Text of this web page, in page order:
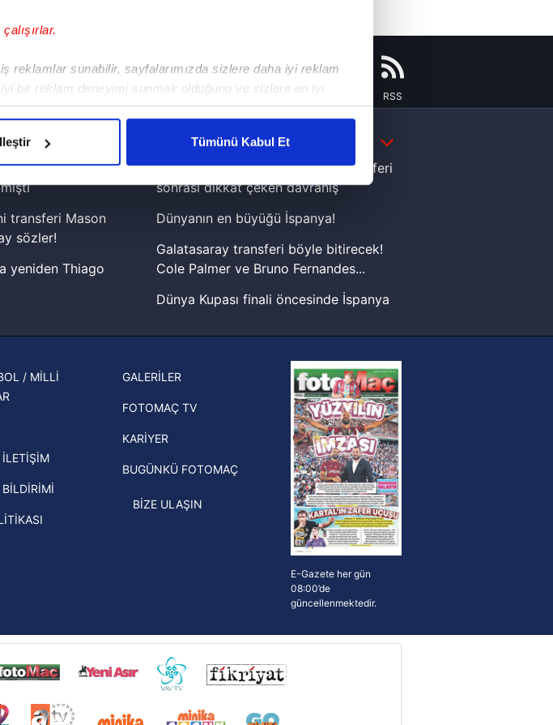
sunabilir, sayfalarımızda sizlere daha iyi reklam
bir reklam deneyimi sunmak olduğunu ve sizlere en iyi
ve bu noktada, reklamların maliyetlerimizi karşılamak
kullanıcılara hedefli reklamlar gösterilmeyecektir."
ve üçüncü kişilere ait çerezler kullanılmaktadır. Bu
olan çerezler bilgi toplumu hizmetlerinin sunulması
kılınması ve kişiselleştirilmesi ve sizlere yönelik
açık rızanız dahilinde kullanılacaktır.
belirleyebilirsiniz. Çerezlere ilişkin detaylı bilgi için Ayarlar
Aydınlatma Metnimizi okumak ve sitemizde ilgili
lütfentıklayınız
Tümünü Kabul Et
RSS
DAHA FAZLA
ayrılık ihtimali!
transferi Mason
sözler!
yeniden Thiago
oldu! Gornik
ardından dış
Ligi'nde 3. Ön
rakipleri belli
Lamine Yamal'dan Dünya Kupası zaferi
sonrası dikkat çeken davranış
Dünyanın en büyüğü İspanya!
Galatasaray transferi böyle bitirecek!
Cole Palmer ve Bruno Fernandes...
Dünya Kupası finali öncesinde İspanya
şampiyonluk yüzüğü verilecek
Hernan Crespo, Meksika Ligi
ekiplerinden Atlas'ın yeni teknik
direktörü oldu
/ MİLLİ
GALERİLER
FOTOMAÇ TV
KARİYER
BUGÜNKÜ FOTOMAÇ
BİZE ULAŞIN
E-Gazete her gün
08:00’de
güncellenmektedir.